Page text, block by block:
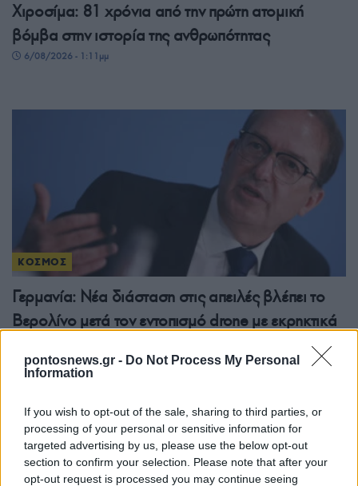
pontosnews.gr - Do Not Process My Personal
Information
If you wish to opt-out of the sale, sharing to third parties, or
processing of your personal or sensitive information for
targeted advertising by us, please use the below opt-out
section to confirm your selection. Please note that after your
opt-out request is processed you may continue seeing
Χιροσίμα: 81 χρόνια από την πρώτη ατομική
βόμβα στην ιστορία της ανθρωπότητας
6/08/2026 - 1:11μμ
ΚΟΣΜΟΣ
Γερμανία: Νέα διάσταση στις απειλές βλέπει το
Βερολίνο μετά τον εντοπισμό drone με εκρηκτικά
6/08/2026 - 11:56πμ